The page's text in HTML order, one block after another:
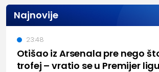
Najnovije
Otišao iz Arsenala pre nego
trofej – vratio se u Premijer ligu
23:48